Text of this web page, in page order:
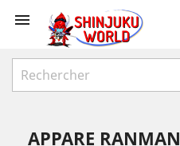

APPARE RANMAN